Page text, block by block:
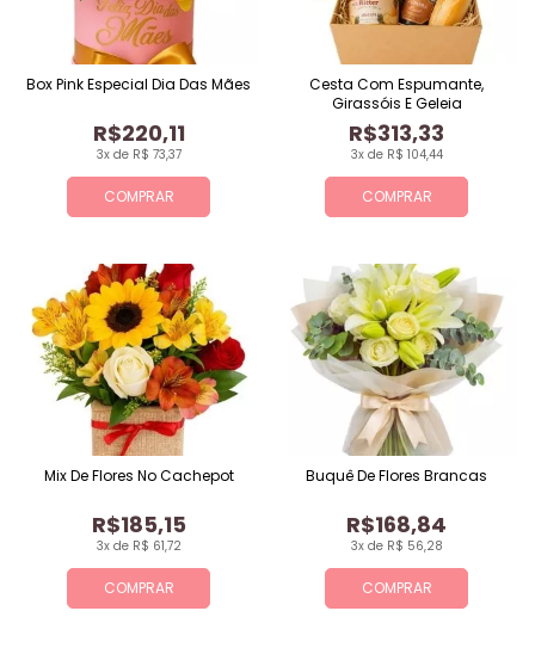
COMPRAR
3x de R$ 73,37
R$220,11
Box Pink Especial Dia Das Mães
COMPRAR
3x de R$ 104,44
R$313,33
Cesta Com Espumante,
Girassóis E Geleia
COMPRAR
3x de R$ 61,72
R$185,15
Mix De Flores No Cachepot
COMPRAR
3x de R$ 56,28
R$168,84
Buquê De Flores Brancas